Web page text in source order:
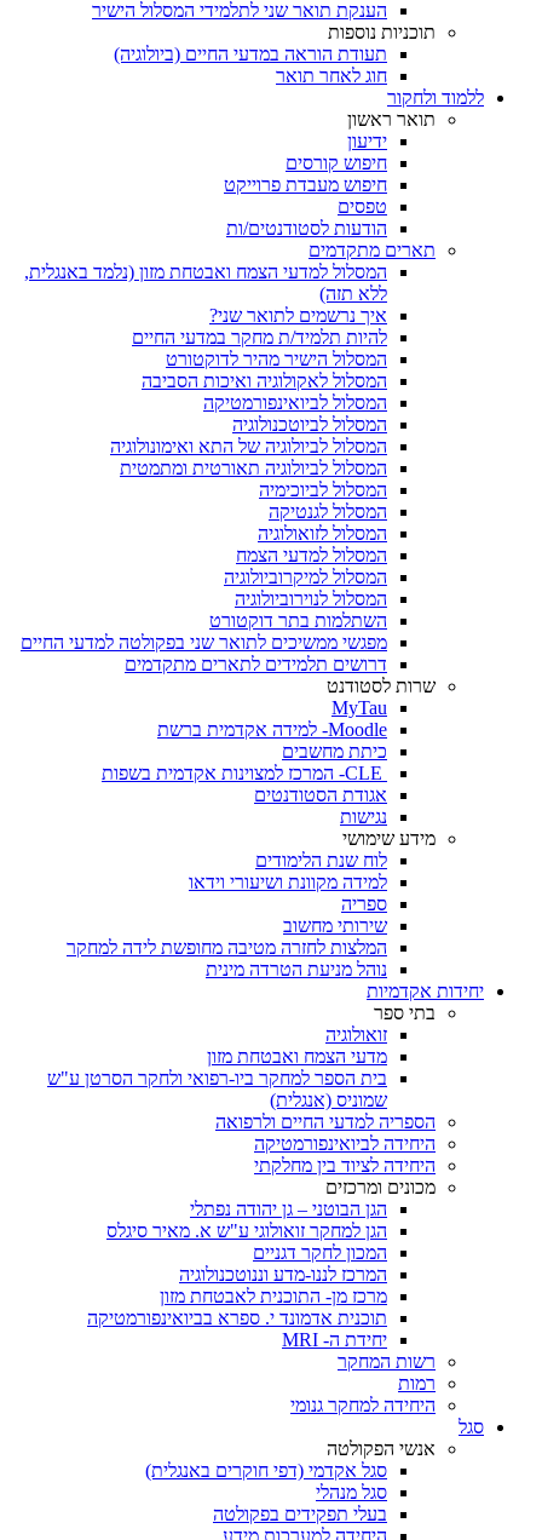
הענקת תואר שני לתלמידי המסלול הישיר
תוכניות נוספות
תעודת הוראה במדעי החיים (ביולוגיה)
חוג לאחר תואר
ללמוד ולחקור
תואר ראשון
ידיעון
חיפוש קורסים
חיפוש מעבדת פרוייקט
טפסים
הודעות לסטודנטים/ות
תארים מתקדמים
המסלול למדעי הצמח ואבטחת מזון (נלמד באנגלית,
ללא תזה)
איך נרשמים לתואר שני?
להיות תלמיד/ת מחקר במדעי החיים
המסלול הישיר מהיר לדוקטורט
המסלול לאקולוגיה ואיכות הסביבה
המסלול לביואינפורמטיקה
המסלול לביוטכנולוגיה
המסלול לביולוגיה של התא ואימונולוגיה
המסלול לביולוגיה תאורטית ומתמטית
המסלול לביוכימיה
המסלול לגנטיקה
המסלול לזואולוגיה
המסלול למדעי הצמח
המסלול למיקרוביולוגיה
המסלול לנוירוביולוגיה
השתלמות בתר דוקטורט
מפגשי ממשיכים לתואר שני בפקולטה למדעי החיים
דרושים תלמידים לתארים מתקדמים
שרות לסטודנט
MyTau
Moodle- למידה אקדמית ברשת
כיתת מחשבים
אגודת הסטודנטים
נגישות
מידע שימושי
לוח שנת הלימודים
למידה מקוונת ושיעורי וידאו
ספריה
שירותי מחשוב
המלצות לחזרה מטיבה מחופשת לידה למחקר
נוהל מניעת הטרדה מינית
יחידות אקדמיות
בתי ספר
זואולוגיה
מדעי הצמח ואבטחת מזון
בית הספר למחקר ביו-רפואי ולחקר הסרטן ע"ש
שמוניס (אנגלית)
הספריה למדעי החיים ולרפואה
היחידה לביואינפורמטיקה
היחידה לציוד בין מחלקתי
מכונים ומרכזים
הגן הבוטני – גן יהודה נפתלי
הגן למחקר זואולוגי ע"ש א. מאיר סיגלס
המכון לחקר דגניים
המרכז לננו-מדע וננוטכנולוגיה
מרכז מן- התוכנית לאבטחת מזון
תוכנית אדמונד י. ספרא בביואינפורמטיקה
יחידת ה- MRI
רשות המחקר
רמות
היחידה למחקר גנומי
סגל
אנשי הפקולטה
סגל אקדמי (דפי חוקרים באנגלית)
סגל מנהלי
בעלי תפקידים בפקולטה